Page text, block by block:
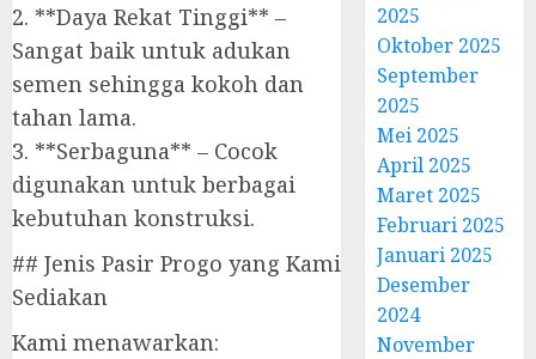
2. **Daya Rekat Tinggi** –
Sangat baik untuk adukan
semen sehingga kokoh dan
tahan lama.
3. **Serbaguna** – Cocok
digunakan untuk berbagai
kebutuhan konstruksi.
## Jenis Pasir Progo yang Kami
Sediakan
Kami menawarkan:
2025
Oktober 2025
September
2025
Mei 2025
April 2025
Maret 2025
Februari 2025
Januari 2025
Desember
2024
November